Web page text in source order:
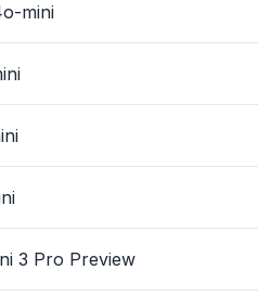
mini
3 Pro Preview